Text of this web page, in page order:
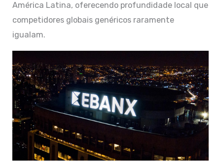
América Latina, oferecendo profundidade local que
competidores globais genéricos raramente
igualam.